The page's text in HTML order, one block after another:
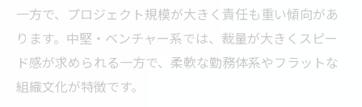
一方で、プロジェクト規模が大きく責任も重い傾向があ
ります。中堅・ベンチャー系では、裁量が大きくスピー
ド感が求められる一方で、柔軟な勤務体系やフラットな
組織文化が特徴です。